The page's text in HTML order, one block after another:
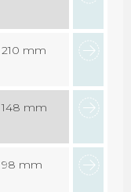
210 mm
148 mm
98 mm